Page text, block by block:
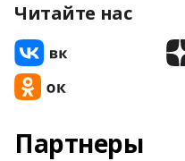
Читайте нас
Партнеры